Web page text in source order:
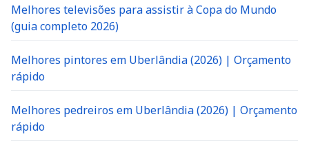
Melhores televisões para assistir à Copa do Mundo
(guia completo 2026)
Melhores pintores em Uberlândia (2026) | Orçamento
rápido
Melhores pedreiros em Uberlândia (2026) | Orçamento
rápido